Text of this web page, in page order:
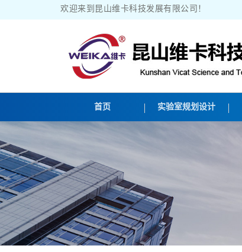
欢迎来到昆山维卡科技发展有限公司！
首页 实验室规划设计